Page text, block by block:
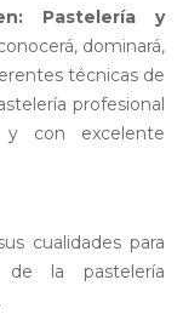
Pastelería y
dominará,
técnicas de
profesional
y con excelente
la pastelería